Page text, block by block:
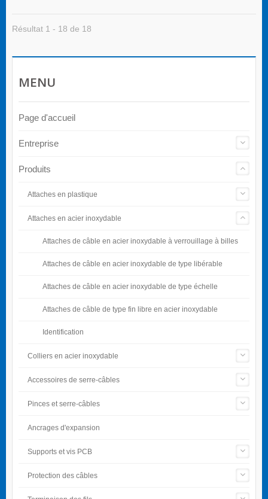
Résultat 1 - 18 de 18
MENU
Page d'accueil
Entreprise
Produits
Attaches en plastique
Attaches en acier inoxydable
Attaches de câble en acier inoxydable à verrouillage à billes
Attaches de câble en acier inoxydable de type libérable
Attaches de câble en acier inoxydable de type échelle
Attaches de câble de type fin libre en acier inoxydable
Identification
Colliers en acier inoxydable
Accessoires de serre-câbles
Pinces et serre-câbles
Ancrages d'expansion
Supports et vis PCB
Protection des câbles